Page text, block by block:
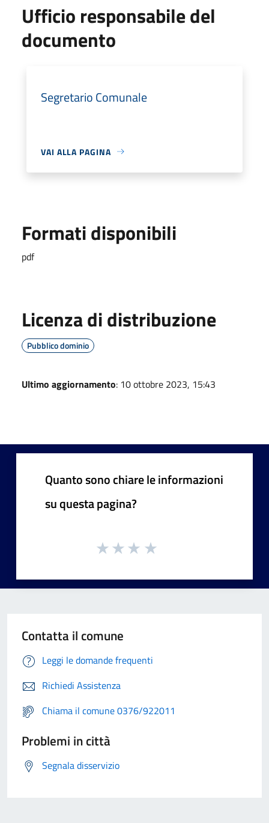
Ufficio responsabile del
documento
Segretario Comunale
VAI ALLA PAGINA
Formati disponibili
pdf
Licenza di distribuzione
Pubblico dominio
Ultimo aggiornamento: 10 ottobre 2023, 15:43
Quanto sono chiare le informazioni
su questa pagina?
Contatta il comune
Leggi le domande frequenti
Richiedi Assistenza
Chiama il comune 0376/922011
Problemi in città
Segnala disservizio